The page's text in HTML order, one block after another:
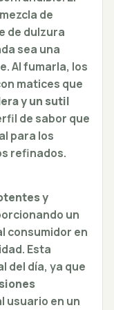
de
de dulzura
sea una
Al fumarla, los
matices que
y un sutil
de sabor que
para los
refinados.
y
un
consumidor en
Esta
del día, ya que
usuario en un